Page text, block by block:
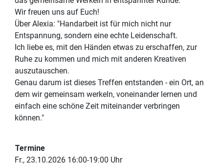
Wir freuen uns auf Euch!
Über Alexia: "Handarbeit ist für mich nicht nur
Entspannung, sondern eine echte Leidenschaft.
Ich liebe es, mit den Händen etwas zu erschaffen, zur
Ruhe zu kommen und mich mit anderen Kreativen
auszutauschen.
Genau darum ist dieses Treffen entstanden - ein Ort, an
dem wir gemeinsam werkeln, voneinander lernen und
einfach eine schöne Zeit miteinander verbringen
können."
Termine
Fr., 23.10.2026 16:00-19:00 Uhr